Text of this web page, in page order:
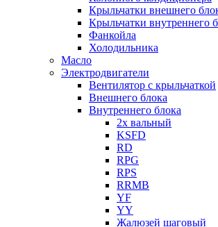
Крыльчатки внешнего
Крыльчатки внутреннего
Фанкойла
Холодильника
Масло
Электродвигатели
Вентилятор с крыльчаткой
Внешнего блока
Внутреннего блока
2х вальный
KSFD
RD
RPG
RPS
RRMB
YF
YY
Жалюзей шаговый